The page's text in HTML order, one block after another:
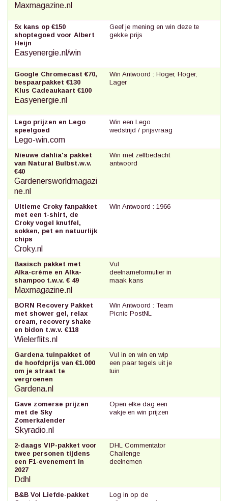
Maxmagazine.nl
5x kans op €150
shoptegoed voor Albert
Heijn
Easyenergie.nl/win
Geef je mening en win deze te
gekke prijs
Google Chromecast €70,
bespaarpakket €130
Klus Cadeaukaart €100
Easyenergie.nl
Win Antwoord : Hoger, Hoger,
Lager
Lego prijzen en Lego
speelgoed
Lego-win.com
Win een Lego
wedstrijd / prijsvraag
Nieuwe dahlia's pakket
van Natural Bulbst.w.v.
€40
Gardenersworldmagazi
ne.nl
Win met zelfbedacht
antwoord
Ultieme Croky fanpakket
met een t-shirt, de
Croky vogel knuffel,
sokken, pet en natuurlijk
chips
Croky.nl
Win Antwoord : 1966
Basisch pakket met
Alka-crème en Alka-
shampoo t.w.v. € 49
Maxmagazine.nl
Vul
deelnameformulier in
maak kans
BORN Recovery Pakket
met shower gel, relax
cream, recovery shake
en bidon t.w.v. €118
Wielerflits.nl
Win Antwoord : Team
Picnic PostNL
Gardena tuinpakket of
de hoofdprijs van €1.000
om je straat te
vergroenen
Gardena.nl
Vul in en win en wip
een paar tegels uit je
tuin
Gave zomerse prijzen
met de Sky
Zomerkalender
Skyradio.nl
Open elke dag een
vakje en win prijzen
2-daags VIP-pakket voor
twee personen tijdens
een F1-evenement in
2027
Ddhl
DHL Commentator
Challenge
deelnemen
B&B Vol Liefde-pakket
Log in op de